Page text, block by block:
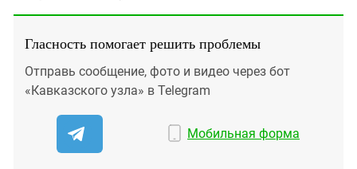
Гласность помогает решить проблемы
Отправь сообщение, фото и видео через бот
«Кавказского узла» в Telegram
Мобильная форма